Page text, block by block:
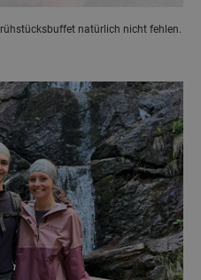
natürlich nicht fehlen.